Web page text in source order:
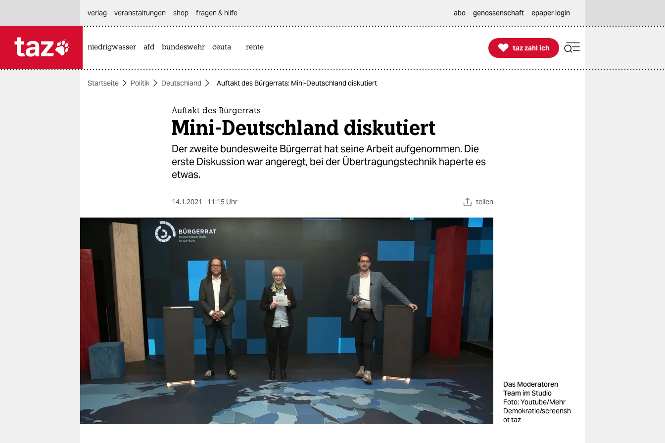
themen
berlin
wahrheit
verlag
verlag
veranstaltungen
shop
fragen & hilfe
unterstützen
abo
genossenschaft
verlag
veranstaltungen shop fragen & hilfe abo genossenschaft epaper login
niedrigwasser afd bundeswehr ceuta rente 
taz zahl ich
taz zahl ich
Startseite Politik Deutschland Auftakt des Bürgerrats: Mini-Deutschland diskutiert
Auftakt des Bürgerrats
Mini-Deutschland diskutiert
Der zweite bundesweite Bürgerrat hat seine Arbeit aufgenommen. Die
erste Diskussion war angeregt, bei der Übertragungstechnik haperte es
etwas.
14.1.2021 11:15 Uhr teilen
Das Moderatoren
Team im Studio
Foto: Youtube/Mehr
Demokratie/screensh
ot taz